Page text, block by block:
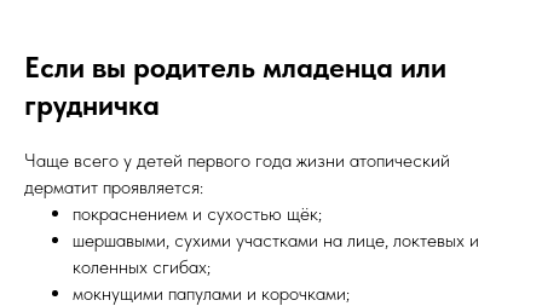
Если вы родитель младенца или
грудничка
Чаще всего у детей первого года жизни атопический
дерматит проявляется:
покраснением и сухостью щёк;
шершавыми, сухими участками на лице, локтевых и
коленных сгибах;
мокнущими папулами и корочками;